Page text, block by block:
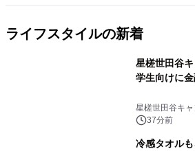
ライフスタイルの新着
星槎世田谷
学生向けに
星槎世田谷キャ
37分前
冷感タオル